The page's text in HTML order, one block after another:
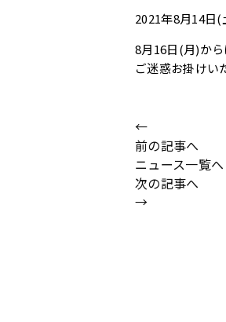
2021年8月14日(
8月16日(月)から
ご迷惑お掛けい
←
前の記事へ
ニュース一覧へ
次の記事へ
→